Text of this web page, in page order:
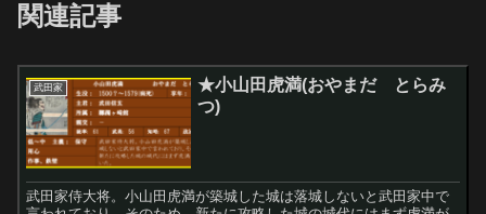
関連記事
武田家
★小山田虎満(おやまだ とらみ
つ)
武田家侍大将。小山田虎満が築城した城は落城しないと武田家中で